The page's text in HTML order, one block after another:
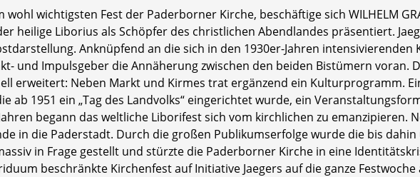
wichtigsten Fest der Paderborner Kirche, beschäftige sich WILHELM
heilige Liborius als Schöpfer des christlichen Abendlandes präsentiert.
Anknüpfend an die sich in den 1930er-Jahren intensivierenden
und Impulsgeber die Annäherung zwischen den beiden Bistümern voran.
erweitert: Neben Markt und Kirmes trat ergänzend ein Kulturprogramm.
ab 1951 ein „Tag des Landvolks“ eingerichtet wurde, ein
begann das weltliche Liborifest sich vom kirchlichen zu emanzipieren.
in die Paderstadt. Durch die großen Publikumserfolge wurde die bis
in Frage gestellt und stürzte die Paderborner Kirche in eine
beschränkte Kirchenfest auf Initiative Jaegers auf die ganze Festwoche